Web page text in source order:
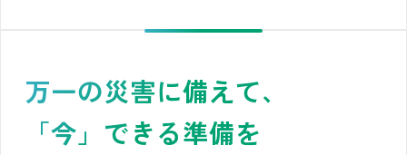
万一の災害に備えて、
「今」できる準備を